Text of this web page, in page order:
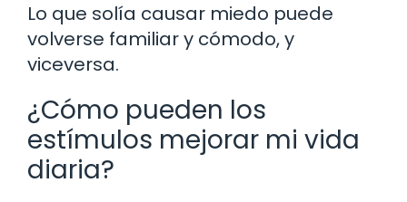
Lo que solía causar miedo puede
volverse familiar y cómodo, y
viceversa.
¿Cómo pueden los
estímulos mejorar mi vida
diaria?